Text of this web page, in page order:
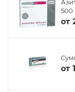
500
от
от